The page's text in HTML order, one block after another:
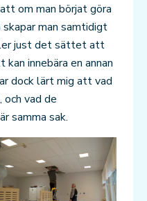
om man börjat göra
man samtidigt
just det sättet att
innebära en annan
dock lärt mig att vad
vad de
samma sak.